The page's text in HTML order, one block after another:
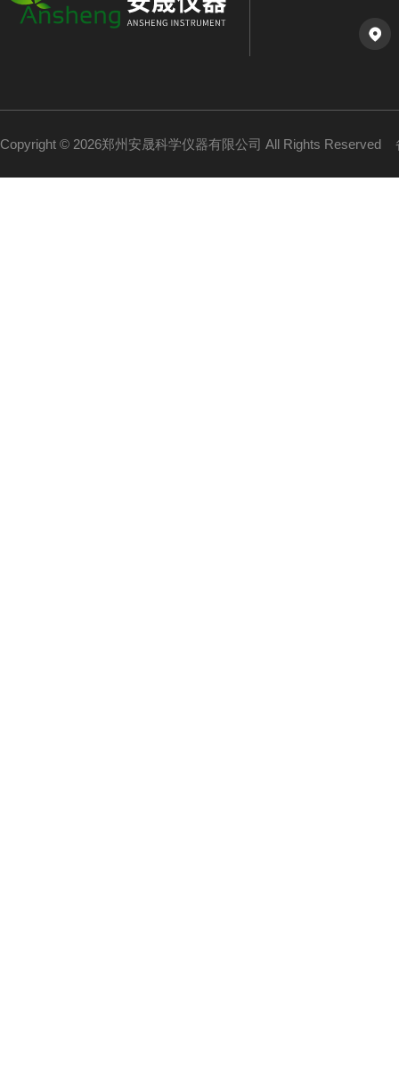
Copyright © 2026郑州安晟科学仪器有限公司 All Rights Reserved